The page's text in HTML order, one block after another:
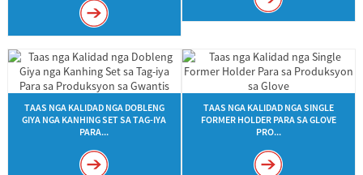
TAAS NGA KALIDAD NGA DOBLENG
GIYA NGA KANHING SET SA TAG-IYA
PARA...
TAAS NGA KALIDAD NGA SINGLE
FORMER HOLDER PARA SA GLOVE
PRO...